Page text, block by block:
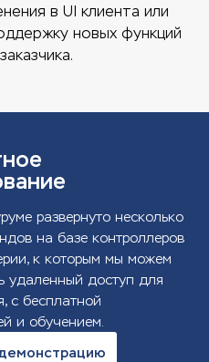
в UI клиента или
новых функций
развернуто несколько
на базе контроллеров
к которым мы можем
удаленный доступ для
с бесплатной
и обучением.